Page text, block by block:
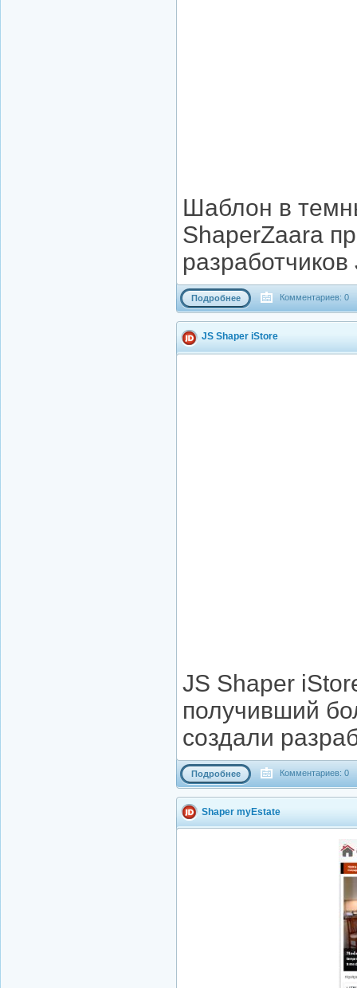
Шаблон в
ShaperZaara
Подробнее Комментариев: 0
JS Shaper iStore
JS Shaper
получивший
создали
Подробнее Комментариев: 0
Shaper myEstate